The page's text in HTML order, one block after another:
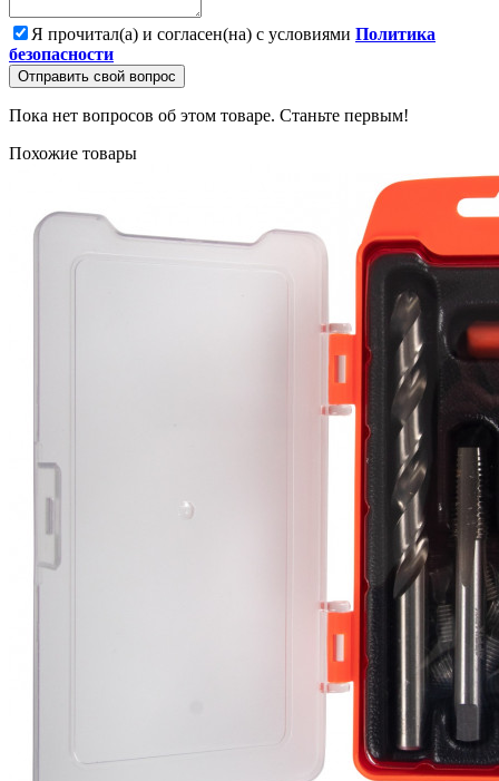
Я прочитал(а) и согласен(на) с условиями Политика
безопасности
Отправить свой вопрос
Пока нет вопросов об этом товаре. Станьте первым!
Похожие товары